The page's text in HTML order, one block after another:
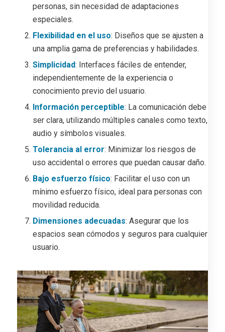
personas, sin necesidad de adaptaciones
especiales.
Flexibilidad en el uso: Diseños que se ajusten a
una amplia gama de preferencias y habilidades.
Simplicidad: Interfaces fáciles de entender,
independientemente de la experiencia o
conocimiento previo del usuario.
Información perceptible: La comunicación debe
ser clara, utilizando múltiples canales como texto,
audio y símbolos visuales.
Tolerancia al error: Minimizar los riesgos de
uso accidental o errores que puedan causar daño.
Bajo esfuerzo físico: Facilitar el uso con un
mínimo esfuerzo físico, ideal para personas con
movilidad reducida.
Dimensiones adecuadas: Asegurar que los
espacios sean cómodos y seguros para cualquier
usuario.